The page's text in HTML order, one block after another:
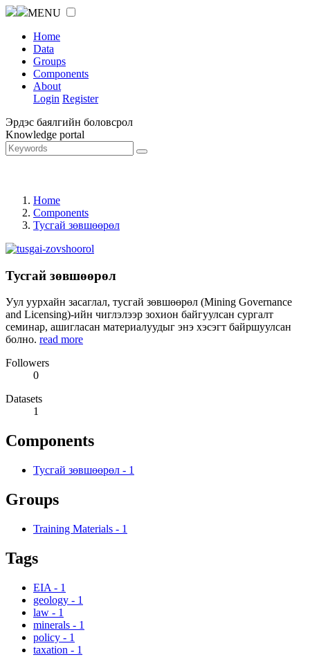
MENU
Home
Data
Groups
Components
About
Login Register
Эрдэс баялгийн боловсрол
Knowledge portal
Home
Components
Тусгай зөвшөөрөл
Тусгай зөвшөөрөл
Уул уурхайн засаглал, тусгай зөвшөөрөл (Mining Governance
and Licensing)-ийн чиглэлээр зохион байгуулсан сургалт
семинар, ашигласан материалуудыг энэ хэсэгт байршуулсан
болно. read more
Followers
0
Datasets
1
Components
Тусгай зөвшөөрөл - 1
Groups
Training Materials - 1
Tags
EIA - 1
geology - 1
law - 1
minerals - 1
policy - 1
taxation - 1